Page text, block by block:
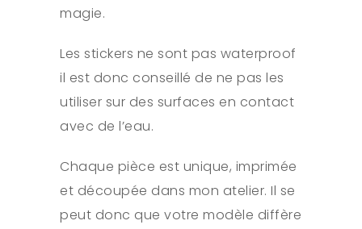
magie.
Les stickers ne sont pas waterproof
il est donc conseillé de ne pas les
utiliser sur des surfaces en contact
avec de l’eau.
Chaque pièce est unique, imprimée
et découpée dans mon atelier. Il se
peut donc que votre modèle diffère